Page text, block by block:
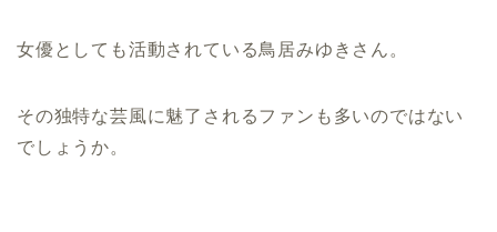
女優としても活動されている鳥居みゆきさん。
その独特な芸風に魅了されるファンも多いのではない
でしょうか。